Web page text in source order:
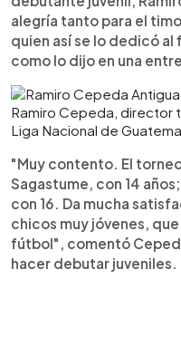
alegría tanto para el
quien así se lo dedicó al
como lo dijo en una
Ramiro Cepeda, director
Liga Nacional de
"Muy contento. El
Sagastume, con 14
con 16. Da mucha
chicos muy jóvenes,
fútbol", comentó
hacer debutar juveniles.